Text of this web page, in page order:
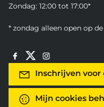
Zondag: 12:00 tot 17:00*
* zondag alleen open op
Inschrijven
Mijn cookies